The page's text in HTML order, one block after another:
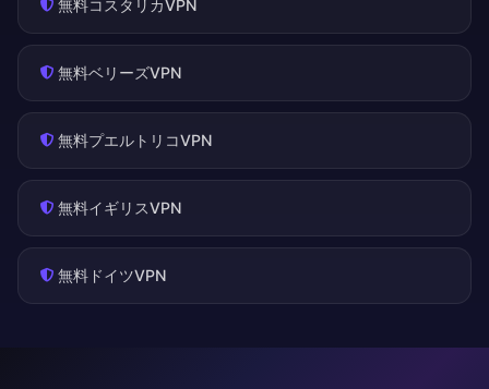
無料コスタリカVPN
無料ベリーズVPN
無料プエルトリコVPN
無料イギリスVPN
無料ドイツVPN